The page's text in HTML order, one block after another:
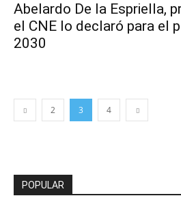
Abelardo De la Espriella,
el CNE lo declaró para el
2030
2 3 4
POPULAR